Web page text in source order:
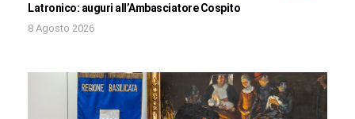
Latronico: auguri all’Ambasciatore Cospito
8 Agosto 2026